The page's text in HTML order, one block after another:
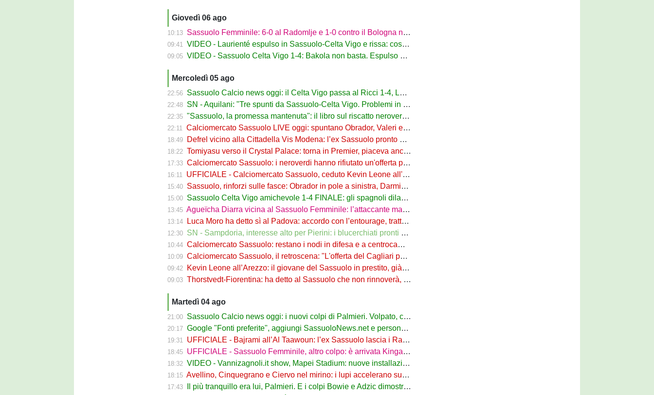
Giovedì 06 ago
10:13 Sassuolo Femminile: 6-0 al Radomlje e 1-0 contro il Bologna nelle prime amichevoli
09:41 VIDEO - Laurienté espulso in Sassuolo-Celta Vigo e rissa: cosa è successo
09:05 VIDEO - Sassuolo Celta Vigo 1-4: Bakola non basta. Espulso Laurienté
Mercoledì 05 ago
22:56 Sassuolo Calcio news oggi: il Celta Vigo passa al Ricci 1-4, Laurienté espulso
22:48 SN - Aquilani: "Tre spunti da Sassuolo-Celta Vigo. Problemi in difesa, lì non sto allenando"
22:35 "Sassuolo, la promessa mantenuta": il libro sul riscatto neroverde su Amazon e in libreria
22:11 Calciomercato Sassuolo LIVE oggi: spuntano Obrador, Valeri e Darmian per la difesa
18:49 Defrel vicino alla Cittadella Vis Modena: l’ex Sassuolo pronto a scendere in Serie D
18:22 Tomiyasu verso il Crystal Palace: torna in Premier, piaceva anche al Sassuolo
17:33 Calciomercato Sassuolo: i neroverdi hanno rifiutato un'offerta per Pinamonti
16:11 UFFICIALE - Calciomercato Sassuolo, ceduto Kevin Leone all'Arezzo: il comunicato
15:40 Sassuolo, rinforzi sulle fasce: Obrador in pole a sinistra, Darmian soluzione a destra
15:00 Sassuolo Celta Vigo amichevole 1-4 FINALE: gli spagnoli dilagano nel finale
13:45 Agueïcha Diarra vicina al Sassuolo Femminile: l’attaccante maliana a parametro zero dal PSG
13:14 Luca Moro ha detto sì al Padova: accordo con l’entourage, trattativa con il Sassuolo in corso
12:30 SN - Sampdoria, interesse alto per Pierini: i blucerchiati pronti a riprovarci a fine calciomercato
10:44 Calciomercato Sassuolo: restano i nodi in difesa e a centrocampo. Occhio alle uscite
10:09 Calciomercato Sassuolo, il retroscena: "L'offerta del Cagliari per Adzic era più alta"
09:42 Kevin Leone all’Arezzo: il giovane del Sassuolo in prestito, già in campo a Rigutino
09:03 Thorstvedt-Fiorentina: ha detto al Sassuolo che non rinnoverà, viola in agguato
Martedì 04 ago
21:00 Sassuolo Calcio news oggi: i nuovi colpi di Palmieri. Volpato, caso rientrato
20:17 Google "Fonti preferite", aggiungi SassuoloNews.net e personalizza le tue notizie
19:31 UFFICIALE - Bajrami all’Al Taawoun: l’ex Sassuolo lascia i Rangers e riparte dall’Arabia Saudita
18:45 UFFICIALE - Sassuolo Femminile, altro colpo: è arrivata Kinga Wyrwas!
18:32 VIDEO - Vannizagnoli.it show, Mapei Stadium: nuove installazioni all’esterno
18:15 Avellino, Cinquegrano e Ciervo nel mirino: i lupi accelerano sul mercato dal Sassuolo
17:43
Il più tranquillo era lui, Palmieri. E i colpi Bowie e Adzic dimostrano il perché